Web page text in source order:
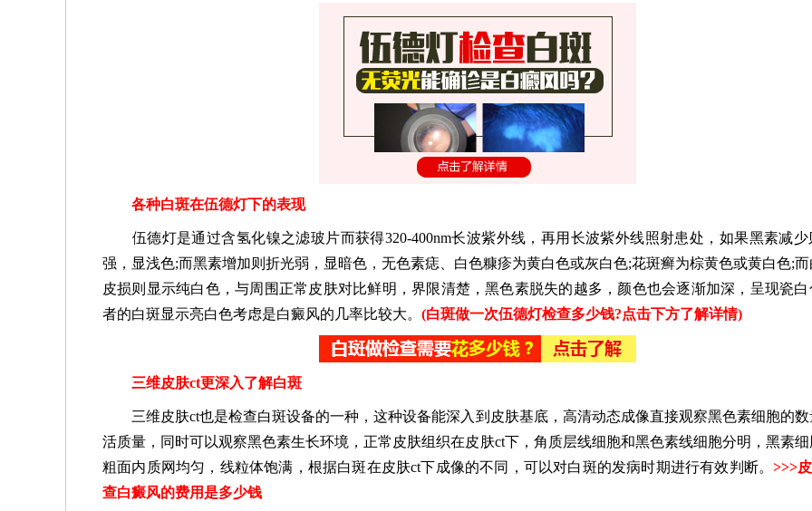
各种白斑在伍德灯下的表现
伍德灯是通过含氢化镍之滤玻片而获得320-400nm长波紫外线，再用长波紫外线照射患处，如果黑素减少
强，显浅色;而黑素增加则折光弱，显暗色，无色素痣、白色糠疹为黄白色或灰白色;花斑癣为棕黄色或黄白色;
皮损则显示纯白色，与周围正常皮肤对比鲜明，界限清楚，黑色素脱失的越多，颜色也会逐渐加深，呈现瓷白
者的白斑显示亮白色考虑是白癜风的几率比较大。 (白斑做一次伍德灯检查多少钱?点击下方了解详情)
三维皮肤ct更深入了解白斑
三维皮肤ct也是检查白斑设备的一种，这种设备能深入到皮肤基底，高清动态成像直接观察黑色素细胞的数
活质量，同时可以观察黑色素生长环境，正常皮肤组织在皮肤ct下，角质层线细胞和黑色素线细胞分明，黑素
粗面内质网均匀，线粒体饱满，根据白斑在皮肤ct下成像的不同，可以对白斑的发病时期进行有效判断。>>>
查白癜风的费用是多少钱